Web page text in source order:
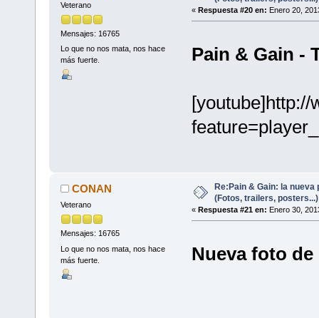
Veterano
Mensajes: 16765
Lo que no nos mata, nos hace
más fuerte.
« Respuesta #20 en: Enero 20,
Pain & Gain -
[youtube]http://
CONAN
Veterano
Mensajes: 16765
Lo que no nos mata, nos hace
más fuerte.
Re:Pain & Gain: la nueva
(Fotos, trailers, posters...)
« Respuesta #21 en: Enero 30,
Nueva foto de